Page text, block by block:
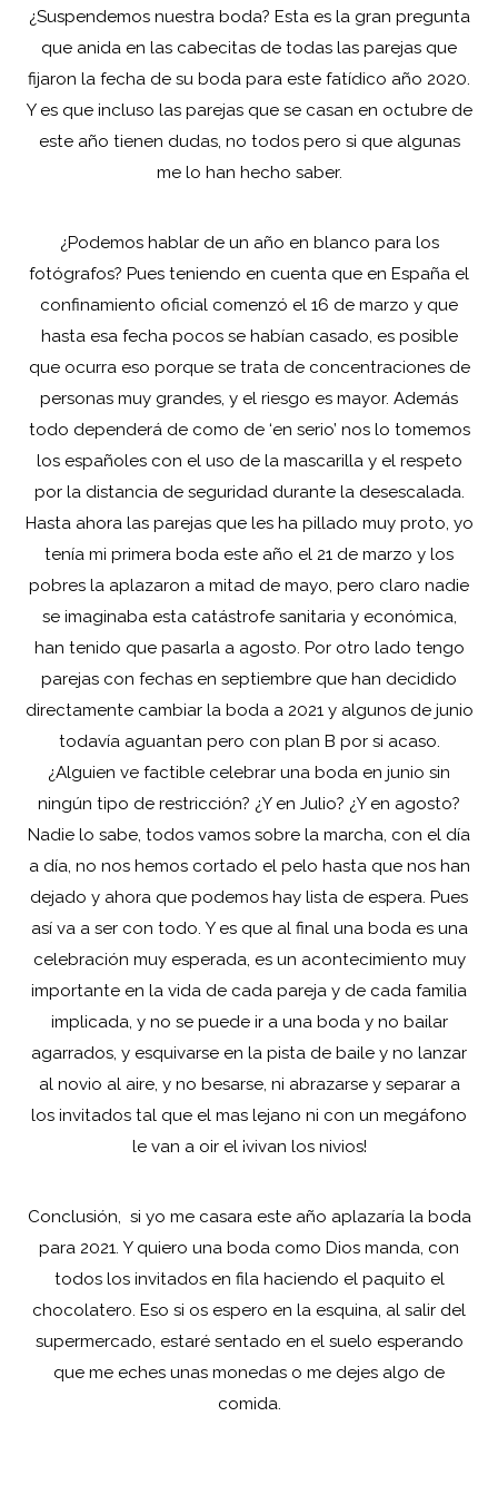
¿Suspendemos nuestra boda? Esta es la gran pregunta
que anida en las cabecitas de todas las parejas que
fijaron la fecha de su boda para este fatídico año 2020.
Y es que incluso las parejas que se casan en octubre de
este año tienen dudas, no todos pero si que algunas
me lo han hecho saber.
¿Podemos hablar de un año en blanco para los
fotógrafos? Pues teniendo en cuenta que en España el
confinamiento oficial comenzó el 16 de marzo y que
hasta esa fecha pocos se habían casado, es posible
que ocurra eso porque se trata de concentraciones de
personas muy grandes, y el riesgo es mayor. Además
todo dependerá de como de ‘en serio’ nos lo tomemos
los españoles con el uso de la mascarilla y el respeto
por la distancia de seguridad durante la desescalada.
Hasta ahora las parejas que les ha pillado muy proto, yo
tenía mi primera boda este año el 21 de marzo y los
pobres la aplazaron a mitad de mayo, pero claro nadie
se imaginaba esta catástrofe sanitaria y económica,
han tenido que pasarla a agosto. Por otro lado tengo
parejas con fechas en septiembre que han decidido
directamente cambiar la boda a 2021 y algunos de junio
todavía aguantan pero con plan B por si acaso.
¿Alguien ve factible celebrar una boda en junio sin
ningún tipo de restricción? ¿Y en Julio? ¿Y en agosto?
Nadie lo sabe, todos vamos sobre la marcha, con el día
a día, no nos hemos cortado el pelo hasta que nos han
dejado y ahora que podemos hay lista de espera. Pues
así va a ser con todo. Y es que al final una boda es una
celebración muy esperada, es un acontecimiento muy
importante en la vida de cada pareja y de cada familia
implicada, y no se puede ir a una boda y no bailar
agarrados, y esquivarse en la pista de baile y no lanzar
al novio al aire, y no besarse, ni abrazarse y separar a
los invitados tal que el mas lejano ni con un megáfono
le van a oir el ¡vivan los nivios!
Conclusión, si yo me casara este año aplazaría la boda
para 2021. Y quiero una boda como Dios manda, con
todos los invitados en fila haciendo el paquito el
chocolatero. Eso si os espero en la esquina, al salir del
supermercado, estaré sentado en el suelo esperando
que me eches unas monedas o me dejes algo de
comida.